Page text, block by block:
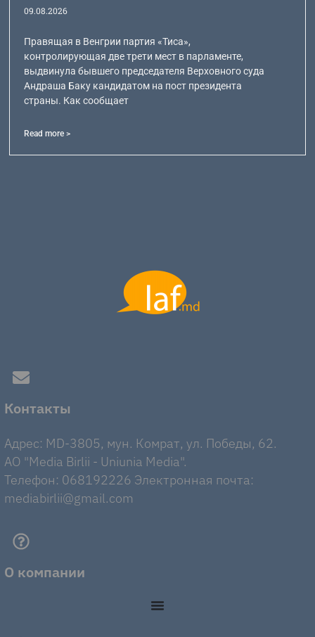
09.08.2026
Правящая в Венгрии партия «Тиса»,
контролирующая две трети мест в парламенте,
выдвинула бывшего председателя Верховного суда
Андраша Баку кандидатом на пост президента
страны. Как сообщает
Read more >
Контакты
Адрес: MD-3805, мун. Комрат, ул. Победы, 62.
AO "Media Birlii - Uniunia Media".
Телефон: 068192226 Электронная почта:
mediabirlii@gmail.com
О компании